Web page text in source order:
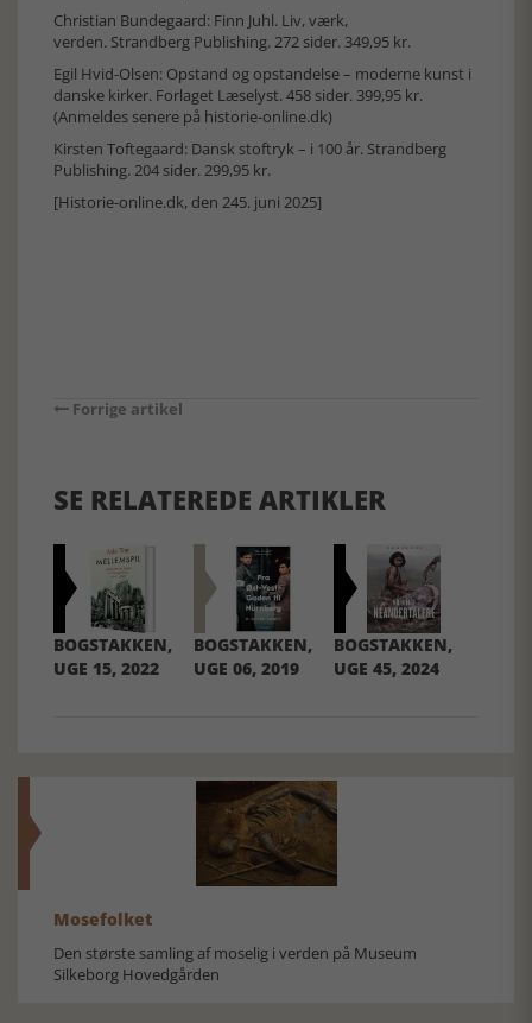
Christian Bundegaard: Finn Juhl. Liv, værk,
verden. Strandberg Publishing. 272 sider. 349,95 kr.
Egil Hvid-Olsen: Opstand og opstandelse – moderne kunst i
danske kirker. Forlaget Læselyst. 458 sider. 399,95 kr.
(Anmeldes senere på historie-online.dk)
Kirsten Toftegaard: Dansk stoftryk – i 100 år. Strandberg
Publishing. 204 sider. 299,95 kr.
[Historie-online.dk, den 245. juni 2025]
Forrige artikel
SE RELATEREDE ARTIKLER
BOGSTAKKEN,
UGE 15, 2022
BOGSTAKKEN,
UGE 06, 2019
BOGSTAKKEN,
UGE 45, 2024
Mosefolket
Den største samling af moselig i verden på Museum
Silkeborg Hovedgården